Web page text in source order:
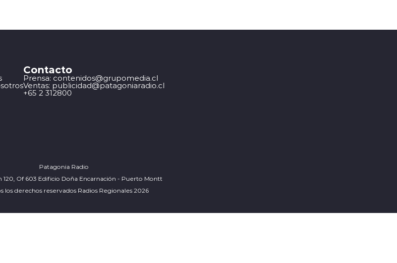
Contacto
Prensa: contenidos@grupomedia.cl
Ventas: publicidad@patagoniaradio.cl
+65 2 312800
Patagonia Radio
120, Of 603 Edificio Doña Encarnación - Puerto Montt
los derechos reservados Radios Regionales 2026